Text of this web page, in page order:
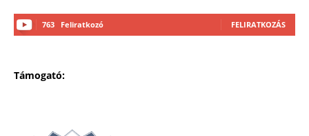
763 Feliratkozó FELIRATKOZÁS
Támogató: